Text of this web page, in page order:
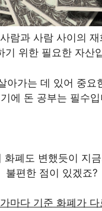
람과 사람 사이의
기 위한 필요한 자산
아가는 데 있어 중요
에 돈 공부는 필수
화폐도 변했듯이 지
불편한 점이 있겠죠?
마다 기준 화폐가